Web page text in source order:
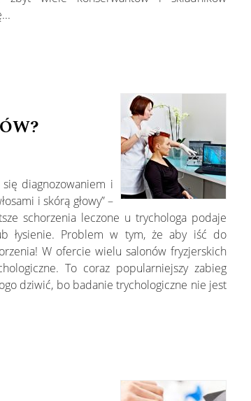
diagnozowaniem i
i skórą głowy” –
schorzenia leczone u trychologa podaje
łysienie. Problem w tym, że aby iść do
W ofercie wielu salonów fryzjerskich
To coraz popularniejszy zabieg
dziwić, bo badanie trychologiczne nie jest